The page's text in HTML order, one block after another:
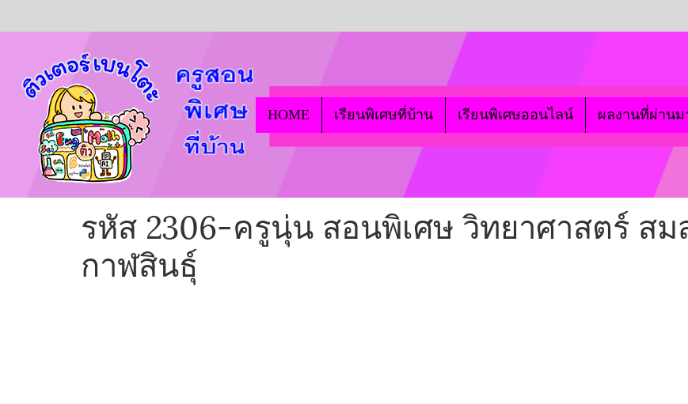
HOME เรียนพิเศษที่บ้าน เรียนพิเศษออนไลน์ ผลงานที่ผ่านม
รหัส 2306-ครูนุ่น สอนพิเศษ วิทยาศาสตร์ ส
กาฬสินธุ์